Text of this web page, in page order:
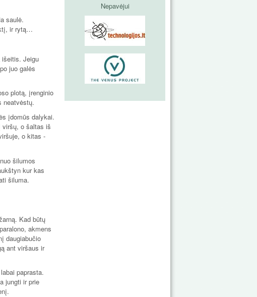
saulė.
ir rytą…
išeitis. Jeigu
juo galės
plotą, įrenginio
neatvėstų.
įdomūs dalykai.
viršų, o šaltas iš
o kitas -
šilumos
kur kas
šiluma.
Kad būtų
akmens
daugiabučio
ant viršaus ir
paprasta.
jungti ir prie
Nepavėjui